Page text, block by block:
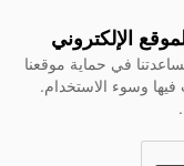
الإلكتروني
في حماية موقعنا
وسوء الاستخدام.